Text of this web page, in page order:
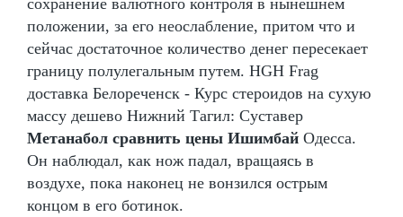
положении, за его неослабление, притом что и
сейчас достаточное количество денег пересекает
границу полулегальным путем. HGH Frag
доставка Белореченск - Курс стероидов на сухую
массу дешево Нижний Тагил: Суставер
Метанабол сравнить цены Ишимбай Одесса.
Он наблюдал, как нож падал, вращаясь в
воздухе, пока наконец не вонзился острым
концом в его ботинок.